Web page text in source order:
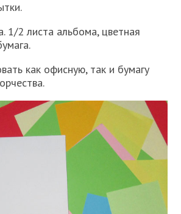
1/2 листа альбома, цветная
как офисную, так и бумагу